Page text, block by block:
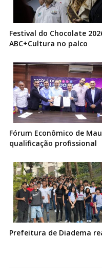
Festival do Chocolate
ABC+Cultura no palco
Fórum Econômico de
qualificação profissional
Prefeitura de Diadema